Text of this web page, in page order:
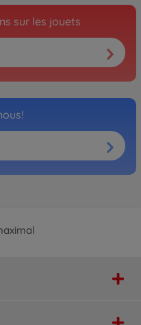
sur les jouets
du fabricant
rapide